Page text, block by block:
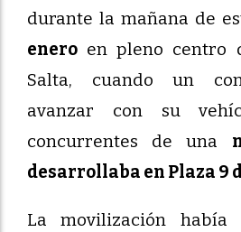
durante la mañana de
enero en pleno centro
Salta, cuando un
avanzar con su
concurrentes de una
desarrollaba en Plaza 9
La movilización había